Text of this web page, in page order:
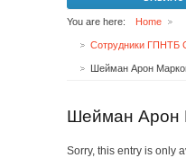
You are here: Home
Шейман Арон
Шейман Арон
Sorry, this entry is only